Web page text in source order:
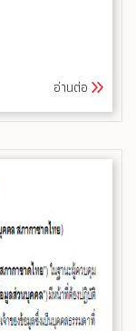
อ่านต่อ